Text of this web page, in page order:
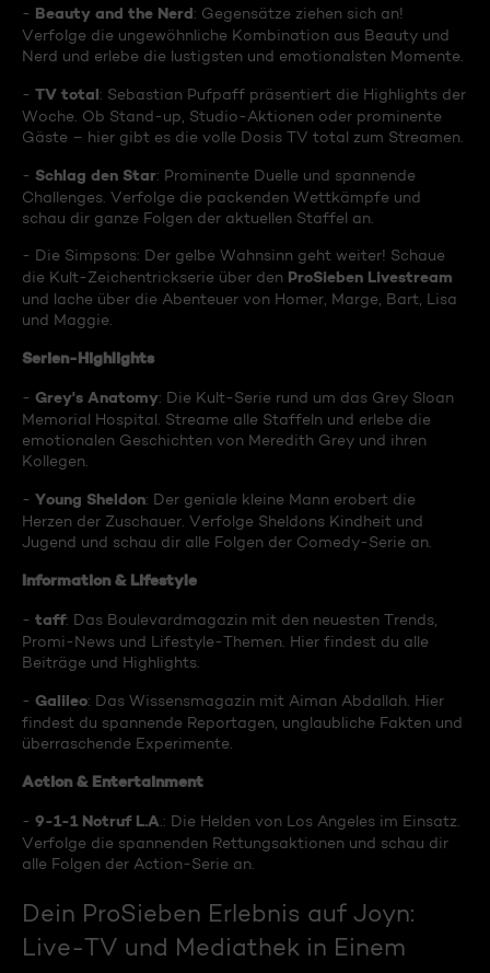
- Beauty and the Nerd: Gegensätze ziehen sich an!
Verfolge die ungewöhnliche Kombination aus Beauty und
Nerd und erlebe die lustigsten und emotionalsten Momente.
- TV total: Sebastian Pufpaff präsentiert die Highlights der
Woche. Ob Stand-up, Studio-Aktionen oder prominente
Gäste – hier gibt es die volle Dosis TV total zum Streamen.
- Schlag den Star: Prominente Duelle und spannende
Challenges. Verfolge die packenden Wettkämpfe und
schau dir ganze Folgen der aktuellen Staffel an.
- Die Simpsons: Der gelbe Wahnsinn geht weiter! Schaue
die Kult-Zeichentrickserie über den ProSieben Livestream
und lache über die Abenteuer von Homer, Marge, Bart, Lisa
und Maggie.
Serien-Highlights
- Grey's Anatomy: Die Kult-Serie rund um das Grey Sloan
Memorial Hospital. Streame alle Staffeln und erlebe die
emotionalen Geschichten von Meredith Grey und ihren
Kollegen.
- Young Sheldon: Der geniale kleine Mann erobert die
Herzen der Zuschauer. Verfolge Sheldons Kindheit und
Jugend und schau dir alle Folgen der Comedy-Serie an.
Information & Lifestyle
- taff: Das Boulevardmagazin mit den neuesten Trends,
Promi-News und Lifestyle-Themen. Hier findest du alle
Beiträge und Highlights.
- Galileo: Das Wissensmagazin mit Aiman Abdallah. Hier
findest du spannende Reportagen, unglaubliche Fakten und
überraschende Experimente.
Action & Entertainment
- 9-1-1 Notruf L.A .: Die Helden von Los Angeles im Einsatz.
Verfolge die spannenden Rettungsaktionen und schau dir
alle Folgen der Action-Serie an.
Dein ProSieben Erlebnis auf Joyn:
Live-TV und Mediathek in Einem